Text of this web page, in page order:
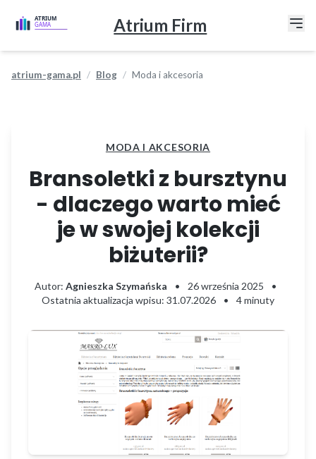
Atrium Firm
atrium-gama.pl Blog Moda i akcesoria
MODA I AKCESORIA
Bransoletki z bursztynu
- dlaczego warto mieć
je w swojej kolekcji
biżuterii?
Autor: Agnieszka Szymańska • 26 września 2025
•
Ostatnia aktualizacja wpisu: 31.07.2026
• 4 minuty